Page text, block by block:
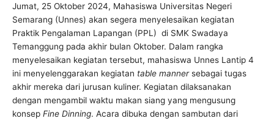
Jumat, 25 Oktober 2024, Mahasiswa Universitas Negeri
Semarang (Unnes) akan segera menyelesaikan kegiatan
Praktik Pengalaman Lapangan (PPL) di SMK Swadaya
Temanggung pada akhir bulan Oktober. Dalam rangka
menyelesaikan kegiatan tersebut, mahasiswa Unnes Lantip 4
ini menyelenggarakan kegiatan table mannersebagai tugas
akhir mereka dari jurusan kuliner. Kegiatan dilaksanakan
dengan mengambil waktu makan siang yang mengusung
konsep Fine Dinning. Acara dibuka dengan sambutan dari